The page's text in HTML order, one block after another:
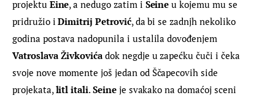
projektu Eine, a nedugo zatim i Seine u kojemu mu se
pridružio i Dimitrij Petrović, da bi se zadnjh nekoliko
godina postava nadopunila i ustalila dovođenjem
Vatroslava Živkovića dok negdje u zapećku čuči i čeka
svoje nove momente još jedan od Ščapecovih side
projekata, litl itali. Seine je svakako na domaćoj sceni